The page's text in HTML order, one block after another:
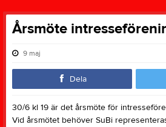
Årsmöte
9 maj
Dela
30/6 kl 19 är det årsmöte för
Vid årsmötet behöver SuBi